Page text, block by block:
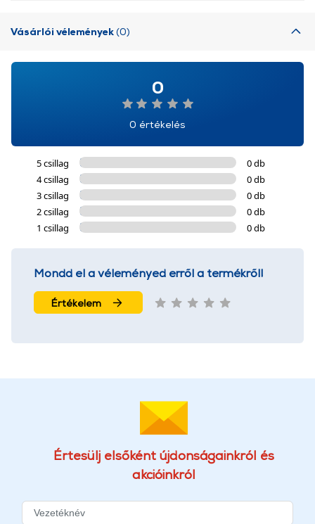
Vásárlói vélemények(0)
0
0 értékelés
5 csillag
0 db
4 csillag
0 db
3 csillag
0 db
2 csillag
0 db
1 csillag
0 db
Mondd el a véleményed erről a termékről!
Értékelem
Értesülj elsőként újdonságainkról és
akcióinkról